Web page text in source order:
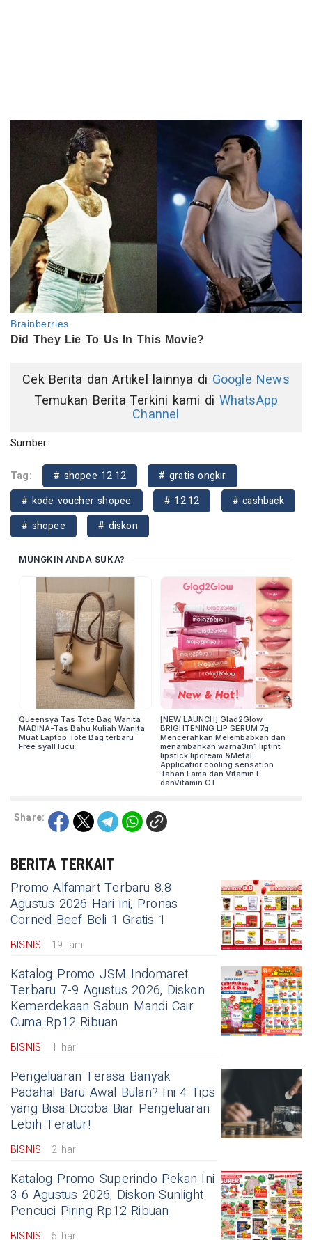
Cek Berita dan Artikel lainnya di Google News
Temukan Berita Terkini kami di WhatsApp
Channel
Sumber:
Tag: # shopee 12.12
# gratis ongkir
# kode voucher shopee
# 12.12
# cashback
# shopee
# diskon
Share:
BERITA TERKAIT
Promo Alfamart Terbaru 8.8
Agustus 2026 Hari ini, Pronas
Corned Beef Beli 1 Gratis 1
BISNIS 19 jam
Katalog Promo JSM Indomaret
Terbaru 7-9 Agustus 2026, Diskon
Kemerdekaan Sabun Mandi Cair
Cuma Rp12 Ribuan
BISNIS 1 hari
Pengeluaran Terasa Banyak
Padahal Baru Awal Bulan? Ini 4 Tips
yang Bisa Dicoba Biar Pengeluaran
Lebih Teratur!
BISNIS 2 hari
Katalog Promo Superindo Pekan Ini
3-6 Agustus 2026, Diskon Sunlight
Pencuci Piring Rp12 Ribuan
BISNIS 5 hari